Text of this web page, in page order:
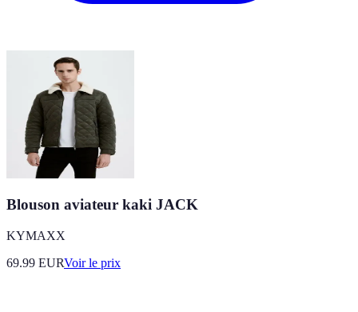
Blouson aviateur kaki JACK
KYMAXX
69.99 EURVoir le prix